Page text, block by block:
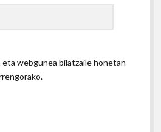
eta webgunea bilatzaile honetan